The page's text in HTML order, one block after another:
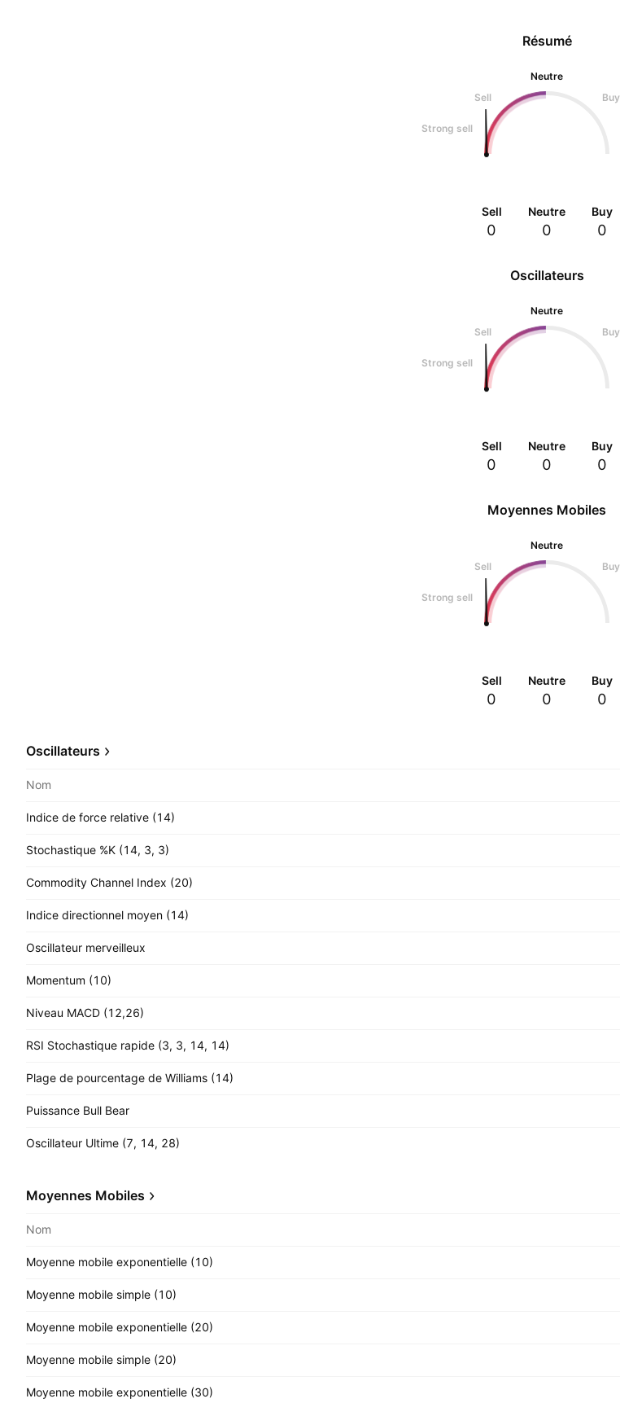
Oscillateurs
Neutre
Sell
Buy
Strong sell
Sell
0
Neutre
0
Buy
0
Résumé
Neutre
Sell
Buy
Strong sell
Sell
0
Neutre
0
Buy
0
Moyennes Mobiles
Neutre
Sell
Buy
Strong sell
Sell
0
Neutre
0
Buy
0
Oscillateurs
Nom
Indice de force relative (14)
Stochastique %K (14, 3, 3)
Commodity Channel Index (20)
Indice directionnel moyen (14)
Oscillateur merveilleux
Momentum (10)
Niveau MACD (12,26)
RSI Stochastique rapide (3, 3, 14, 14)
Plage de pourcentage de Williams (14)
Puissance Bull Bear
Oscillateur Ultime (7, 14, 28)
Moyennes Mobiles
Nom
Moyenne mobile exponentielle (10)
Moyenne mobile simple (10)
Moyenne mobile exponentielle (20)
Moyenne mobile simple (20)
Moyenne mobile exponentielle (30)